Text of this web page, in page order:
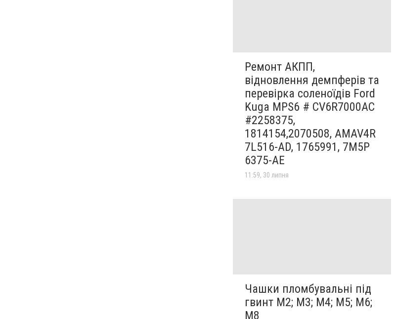
Ремонт АКПП,
відновлення демпферів та
перевірка соленоїдів Ford
Kuga MPS6 # CV6R7000AC
#2258375,
1814154,2070508, AMAV4R
7L516-AD, 1765991, 7M5P
6375-AE
11:59, 30 липня
Чашки пломбувальні під
гвинт М2; М3; М4; М5; М6;
М8